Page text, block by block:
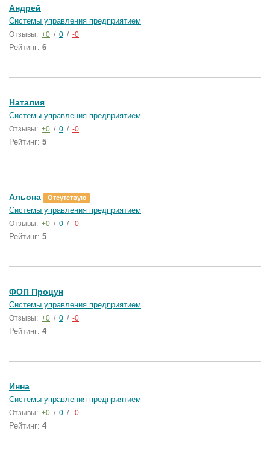
Андрей
Системы управления предприятием
Отзывы: +0 / 0 / -0
Рейтинг: 6
Наталия
Системы управления предприятием
Отзывы: +0 / 0 / -0
Рейтинг: 5
Альона Отсутствую
Системы управления предприятием
Отзывы: +0 / 0 / -0
Рейтинг: 5
ФОП Процун
Системы управления предприятием
Отзывы: +0 / 0 / -0
Рейтинг: 4
Инна
Системы управления предприятием
Отзывы: +0 / 0 / -0
Рейтинг: 4